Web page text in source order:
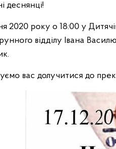
деснянці!
2020 року о 18:00 у
відділу Івана
вас долучитися до